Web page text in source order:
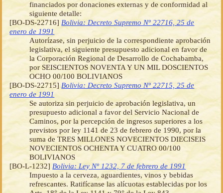
financiados por donaciones externas y de conformidad al
siguiente detalle:
[BO-DS-22716] Bolivia: Decreto Supremo Nº 22716, 25 de
enero de 1991
Autorízase, sin perjuicio de la correspondiente aprobación
legislativa, el siguiente presupuesto adicional en favor de
la Corporación Regional de Desarrollo de Cochabamba,
por SEISCIENTOS NOVENTA Y UN MIL DOSCIENTOS
OCHO 00/100 BOLIVIANOS
[BO-DS-22715]Bolivia: Decreto Supremo Nº 22715, 25 de
enero de 1991
Se autoriza sin perjuicio de aprobación legislativa, un
presupuesto adicional a favor del Servicio Nacional de
Caminos, por la percepción de ingresos superiores a los
previstos por ley 1141 de 23 de febrero de 1990, por la
suma de TRES MILLONES NOVECIENTOS DIECISEIS
NOVECIENTOS OCHENTA Y CUATRO 00/100
BOLIVIANOS
[BO-L-1232] Bolivia: Ley Nº 1232, 7 de febrero de 1991
Impuesto a la cerveza, aguardientes, vinos y bebidas
refrescantes. Ratifícanse las alícuotas establecidas por los